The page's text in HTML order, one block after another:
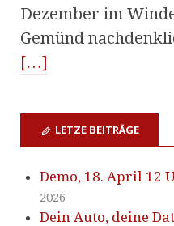
Dezember im
Gemünd
[…]
LETZE BEITRÄGE
Demo, 18. April 12
2026
Dein Auto, deine